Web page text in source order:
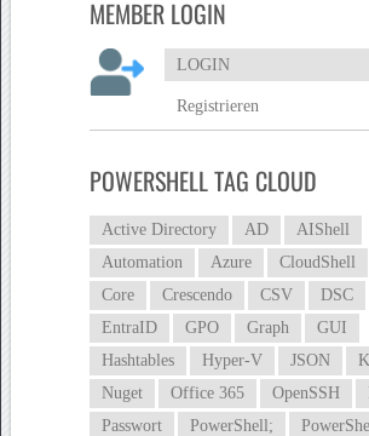
MEMBER LOGIN
LOGIN
Registrieren
POWERSHELL TAG CLOUD
Active Directory AD
AIShell
Automation
Azure CloudShell
Core
Crescendo CSV DSC
EntraID
GPO Graph
GUI
Hashtables
Hyper-V JSON
Nuget
Office 365 OpenSSH
Passwort
PowerShell;